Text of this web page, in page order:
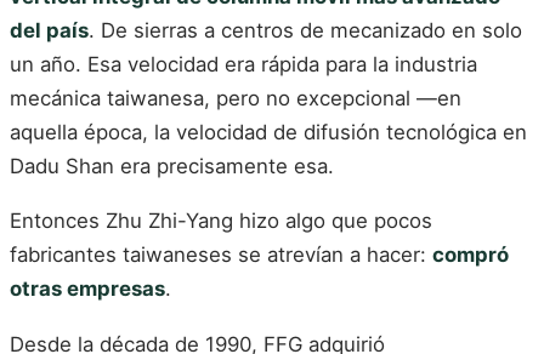
del país. De sierras a centros de mecanizado en solo
un año. Esa velocidad era rápida para la industria
mecánica taiwanesa, pero no excepcional —en
aquella época, la velocidad de difusión tecnológica en
Dadu Shan era precisamente esa.
Entonces Zhu Zhi-Yang hizo algo que pocos
fabricantes taiwaneses se atrevían a hacer: compró
otras empresas.
Desde la década de 1990, FFG adquirió